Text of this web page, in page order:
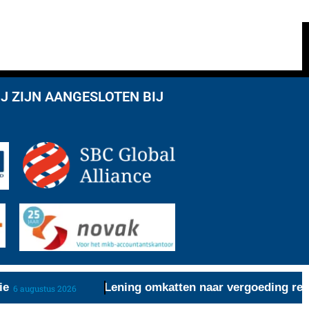
ZIJN AANGESLOTEN BIJ
2026 Lening omkatten naar vergoeding redt